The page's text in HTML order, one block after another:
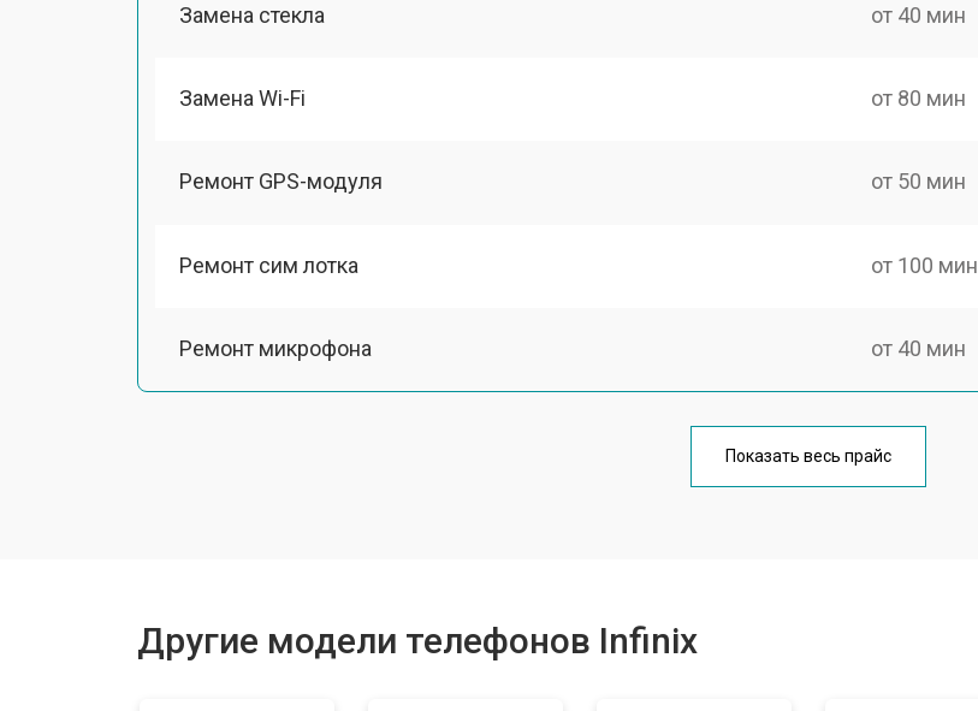
Замена стекла от 40 мин
Замена Wi-Fi от 80 мин
Ремонт GPS-модуля от 50 мин
Ремонт сим лотка от 100 мин
Ремонт микрофона от 40 мин
от 70 мин
Показать весь прайс
Другие модели телефонов Infinix